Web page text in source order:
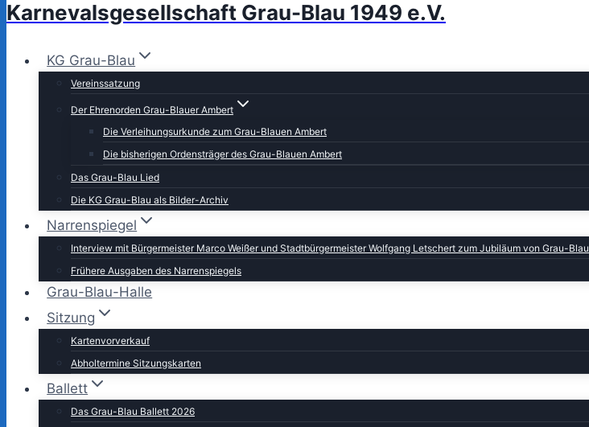
Karnevalsgesellschaft Grau-Blau 1949 e.V.
KG Grau-Blau
Vereinssatzung
Der Ehrenorden Grau-Blauer Ambert
Die Verleihungsurkunde zum Grau-Blauen Ambert
Die bisherigen Ordensträger des Grau-Blauen Ambert
Das Grau-Blau Lied
Die KG Grau-Blau als Bilder-Archiv
Narrenspiegel
Interview mit Bürgermeister Marco Weißer und Stadtbürgermeister Wolfgang Letschert zum Jubiläum von Grau-Blau
Frühere Ausgaben des Narrenspiegels
Grau-Blau-Halle
Sitzung
Kartenvorverkauf
Abholtermine Sitzungskarten
Ballett
Das Grau-Blau Ballett 2026